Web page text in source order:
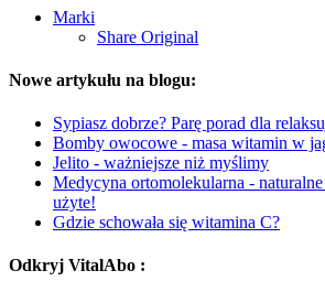
Marki
Share Original
Nowe artykułu na blogu:
Sypiasz dobrze? Parę porad dla
Bomby owocowe - masa witamin w
Jelito - ważniejsze niż myślimy
Medycyna ortomolekularna -
użyte!
Gdzie schowała się witamina C?
Odkryj VitalAbo :